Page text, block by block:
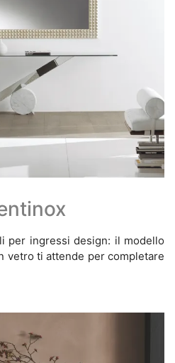
per ingressi design: il modello
vetro ti attende per completare